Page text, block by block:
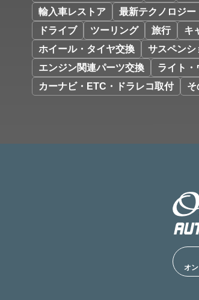
輸入車レストア
最新テクノロジー
ドライブ
ツーリング 旅行 キ
ホイール・タイヤ交換
サスペンシ
エンジン関連パーツ交換
ライト・
カーナビ・ETC・ドラレコ取付
そ
オ